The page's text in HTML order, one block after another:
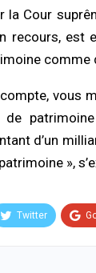
la Cour
est
comme
vous
d’un
»,
Twitter